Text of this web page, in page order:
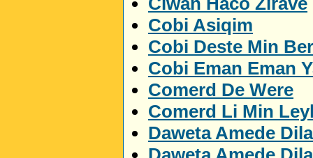
Cobi Asiqim
Cobi Deste Min
Cobi Eman Eman
Comerd De Were
Comerd Li Min
Daweta Amede